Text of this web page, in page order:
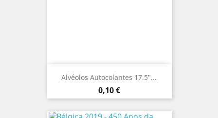
Alvéolos Autocolantes 17.5"...
Preço
0,10 €